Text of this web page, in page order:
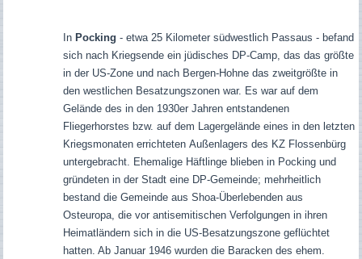
In Pocking - etwa 25 Kilometer südwestlich Passaus - befand
sich nach Kriegsende ein jüdisches DP-Camp, das das größte
in der US-Zone und nach Bergen-Hohne das zweitgrößte in
den westlichen Besatzungszonen war. Es war auf dem
Gelände des in den 1930er Jahren entstandenen
Fliegerhorstes bzw. auf dem Lagergelände eines in den letzten
Kriegsmonaten errichteten Außenlagers des KZ Flossenbürg
untergebracht. Ehemalige Häftlinge blieben in Pocking und
gründeten in der Stadt eine DP-Gemeinde; mehrheitlich
bestand die Gemeinde aus Shoa-Überlebenden aus
Osteuropa, die vor antisemitischen Verfolgungen in ihren
Heimatländern sich in die US-Besatzungszone geflüchtet
hatten. Ab Januar 1946 wurden die Baracken des ehem.